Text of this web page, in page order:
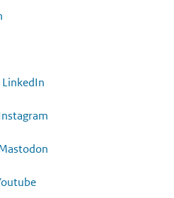
LinkedIn